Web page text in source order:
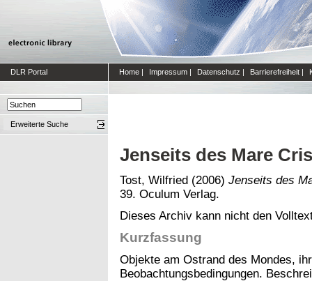
DLR Portal Home | Impressum | Datenschutz | Barrierefreiheit |
Erweiterte Suche
Jenseits des Mare
Tost, Wilfried (2006) Jenseits des
39. Oculum Verlag.
Dieses Archiv kann nicht den
Kurzfassung
Objekte am Ostrand des Mondes,
Beobachtungsbedingungen.